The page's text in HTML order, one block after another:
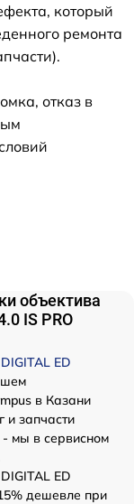
который
ремонта
отказ в
объектива
IS PRO
ED
в Казани
и запчасти
мы в сервисном
ED
дешевле при